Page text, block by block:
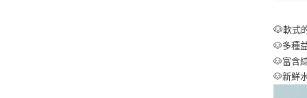
🐶軟式
🐶多種
🐶富含
🐶新鮮